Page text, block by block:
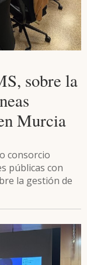
sobre la
Murcia
consorcio
públicas con
la gestión de